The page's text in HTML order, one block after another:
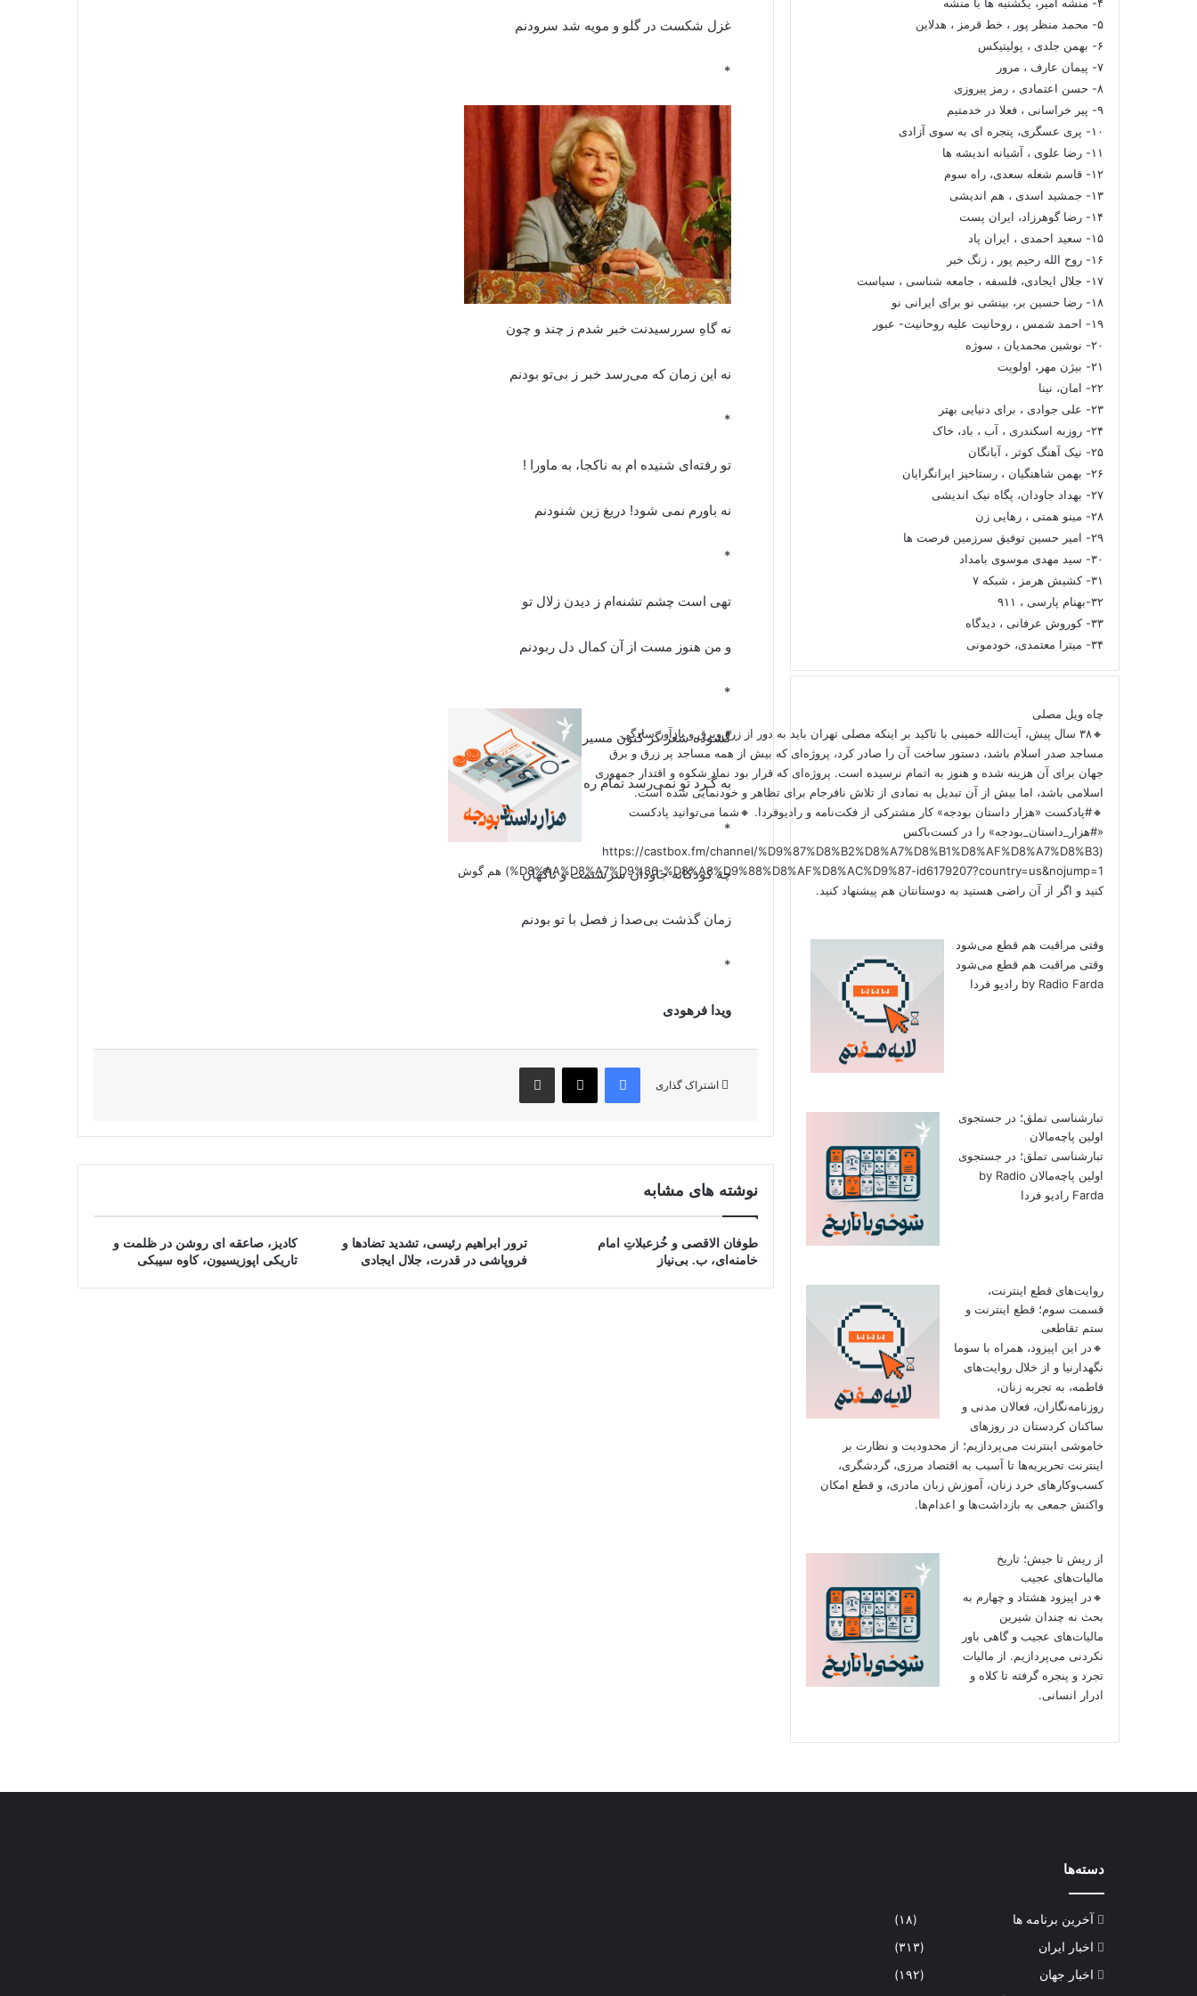
غزل شکست در گلو و مویه شد سرودنم
*
نه گاهِ سررسیدنت خبر شدم ز چند و چون
نه این زمان که می‌رسد خبر ز بی‌تو بودنم
*
تو رفته‌ای شنیده ام به ناکجا، به ماورا !
نه باورم نمی شود! دریغ زین شنودنم
*
تهی است چشم تشنه‌ام ز دیدن زلال تو
و من هنوز مست از آن کمال دل ربودنم
*
گشوده شعر گر کنون مسیر خویش تا جنون
به گـَرد تو نمی‌رسد تمام ره گشودنم
*
چه کودکانه جاودان سرشتمت و ناگهان
زمان گذشت بی‌صدا ز فصل با تو بودنم
*
ویدا فرهودی
اشتراک گذاری
فیس بوک X اشتراک گذاری از طریق ایمیل
نوشته های مشابه
طوفان الاقصی و خُزعبلاتِ امام
خامنه‌ای، ب. بی‌نیاز
ترور ابراهیم رئیسی، تشدید تضادها و
فروپاشی در قدرت، جلال ایجادی
کادیز، صاعقه ای روشن در ظلمت و
تاریکی اپوزیسیون، کاوه سیبکی
۵- محمد منظر پور ، خط قرمز ، هدلاین
۶- بهمن جلدی ، پولیتیکس
۷- پیمان عارف ، مرور
۸- حسن اعتمادی ، رمز پیروزی
۹- پیر خراسانی ، فعلا در خدمتیم
۱۰- پری عسگری، پنجره ای به سوی آزادی
۱۱- رضا علوی ، آشیانه اندیشه ها
۱۲- قاسم شعله سعدی، راه سوم
۱۳- جمشید اسدی ، هم اندیشی
۱۴- رضا گوهرزاد، ایران پست
۱۵- سعید احمدی ، ایران پاد
۱۶- روح الله رحیم پور ، زنگ خبر
۱۷- جلال ایجادی، فلسفه ، جامعه شناسی ، سیاست
۱۸- رضا حسین بر، بینشی نو برای ایرانی نو
۱۹- احمد شمس ، روحانیت علیه روحانیت- عبور
۲۰- نوشین محمدیان ، سوژه
۲۱- بیژن مهر، اولویت
۲۲- امان، نینا
۲۳- علی جوادی ، برای دنیایی بهتر
۲۴- روزبه اسکندری ، آب ، باد، خاک
۲۵- نیک آهنگ کوثر ، آبانگان
۲۶- بهمن شاهنگیان ، رستاخیز ایرانگرایان
۲۷- بهداد جاودان، پگاه نیک اندیشی
۲۸- مینو همتی ، رهایی زن
۲۹- امیر حسین توفیق سرزمین فرصت ها
۳۰- سید مهدی موسوی بامداد
۳۱- کشیش هرمز ، شبکه ۷
۳۲-بهنام پارسی ، ۹۱۱
۳۳- کوروش عرفانی ، دیدگاه
۳۴- میترا معتمدی، خودمونی
چاه ویل مصلی
🔸۳۸ سال پیش، آیت‌الله خمینی با تاکید بر اینکه مصلی تهران باید به دور از زرق‌وبرق و یادآور سادگی
مساجد صدر اسلام باشد، دستور ساخت آن را صادر کرد، پروژه‌ای که بیش از همه مساجد پر زرق و برق
جهان برای آن هزینه شده و هنوز به اتمام نرسیده است. پروژه‌ای که قرار بود نماد شکوه و اقتدار جمهوری
اسلامی باشد، اما بیش از آن تبدیل به نمادی از تلاش نافرجام برای تظاهر و خودنمایی شده است.
🔸#پادکست «هزار داستان بودجه» کار مشترکی از فکت‌نامه و رادیوفردا. 🔸شما می‌توانید پادکست
«#هزار_داستان_بودجه» را در کست‌باکس
(https://castbox.fm/channel/%D9%87%D8%B2%D8%A7%D8%B1%D8%AF%D8%A7%D8%B3
%D8%AA%D8%A7%D9%86-%D8%A8%D9%88%D8%AF%D8%AC%D9%87-id6179207?country=us&nojump=1) هم گوش
کنید و اگر از آن راضی هستید به دوستانتان هم پیشنهاد کنید.
وقتی مراقبت هم قطع می‌شود
وقتی مراقبت هم قطع می‌شود
by Radio Farda رادیو فردا
تبارشناسی تملق؛ در جستجوی
اولین‌ پاچه‌مالان
تبارشناسی تملق؛ در جستجوی
اولین‌ پاچه‌مالان by Radio
Farda رادیو فردا
روایت‌های قطع اینترنت،
قسمت سوم؛ قطع اینترنت و
ستم تقاطعی
🔸در این اپیزود، همراه با سوما
نگهدارنیا و از خلال روایت‌های
فاطمه، به تجربه زنان،
روزنامه‌نگاران، فعالان مدنی و
ساکنان کردستان در روزهای
خاموشی اینترنت می‌پردازیم؛ از محدودیت و نظارت بر
اینترنت تحریریه‌ها تا آسیب به اقتصاد مرزی، گردشگری،
کسب‌وکارهای خرد زنان، آموزش زبان مادری، و قطع امکان
واکنش جمعی به بازداشت‌ها و اعدام‌ها.
از ریش تا جیش؛ تاریخ
مالیات‌های عجیب
🔸در اپیزود هشتاد و چهارم به
بحث نه چندان شیرین
مالیات‌های عجیب و گاهی باور
نکردنی‌ می‌پردازیم. از مالیات
تجرد و پنجره گرفته تا کلاه و
ادرار انسانی.
دسته‌ها
آخرین برنامه ها
(۱۸)
اخبار ایران
(۳۱۳)
اخبار جهان
(۱۹۲)